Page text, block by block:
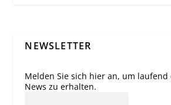
NEWSLETTER
Melden Sie sich hier an, um
News zu erhalten.